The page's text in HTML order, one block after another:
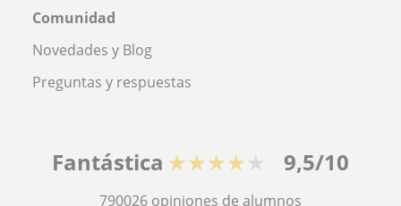
Comunidad
Novedades y Blog
Preguntas y respuestas
Fantástica ★★★★★ 9,5/10
790026 opiniones de alumnos